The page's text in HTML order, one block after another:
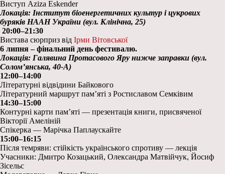
Виступ Aziza Eskender
Локація: Інститут біоенергетичних культур і цукрових
буряків НААН України (вул. Клінічна, 25)
20:00–21:30
Вистава сюрприз від Ірми Вітовської
6 липня – фінальний день фестивалю.
Локація: Галявина Протасового Яру нижче заправки (вул.
Солом’янська, 40-А)
12:00–14:00
Літературні відвідини Байкового
Літературний маршрут пам’яті з Ростиславом Семківим
14:30–15:00
Контурні карти памʼяті — презентація книги, присвяченої
Вікторії Амеліній
Спікерка — Марічка Паплаускайте
15:00–16:15
Після темряви: стійкість українського спротиву — лекція
Учасники: Дмитро Козацький, Олександра Матвійчук, Йосиф
Зісельс